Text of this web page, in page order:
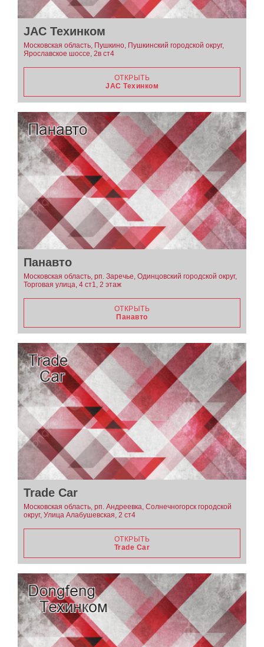
JAC Техинком
Московская область, Пушкино, Пушкинский городской округ,
Ярославское шоссе, 2в ст4
ОТКРЫТЬ
JAC Техинком
Панавто
Московская область, рп. Заречье, Одинцовский городской округ,
Торговая улица, 4 ст1, 2 этаж
ОТКРЫТЬ
Панавто
Trade Car
Московская область, рп. Андреевка, Солнечногорск городской
округ, Улица Алабушевская, 2 ст4
ОТКРЫТЬ
Trade Car